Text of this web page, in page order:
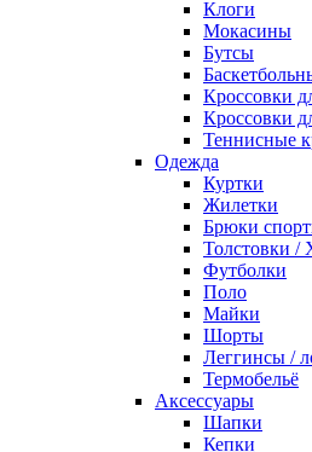
Клоги
Мокасины
Бутсы
Кроссовки
Кроссовки
Теннисные
Одежда
Куртки
Жилетки
Брюки
Толстовки /
Футболки
Поло
Майки
Шорты
Леггинсы /
Термобельё
Аксессуары
Шапки
Кепки